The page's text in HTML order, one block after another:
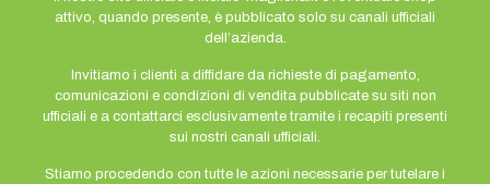
attivo, quando presente, è pubblicato solo su canali ufficiali
dell’azienda.
Invitiamo i clienti a diffidare da richieste di pagamento,
comunicazioni e condizioni di vendita pubblicate su siti non
ufficiali e a contattarci esclusivamente tramite i recapiti presenti
sui nostri canali ufficiali.
Stiamo procedendo con tutte le azioni necessarie per tutelare i